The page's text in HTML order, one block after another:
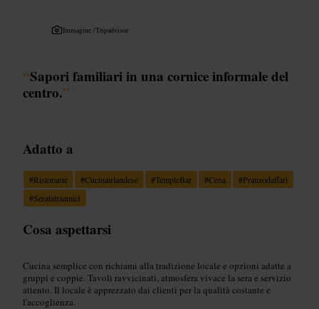
Immagine /Tripadvisor
“Sapori familiari in una cornice informale del
centro.”
Adatto a
#Ristorante #Cucinairlandese #TempleBar #Cena #Pranzodaffari
#Seratatraamici
Cosa aspettarsi
Cucina semplice con richiami alla tradizione locale e opzioni adatte a
gruppi e coppie. Tavoli ravvicinati, atmosfera vivace la sera e servizio
attento. Il locale è apprezzato dai clienti per la qualità costante e
l'accoglienza.